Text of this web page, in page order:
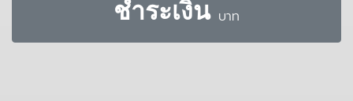
ชำระเงิน บาท